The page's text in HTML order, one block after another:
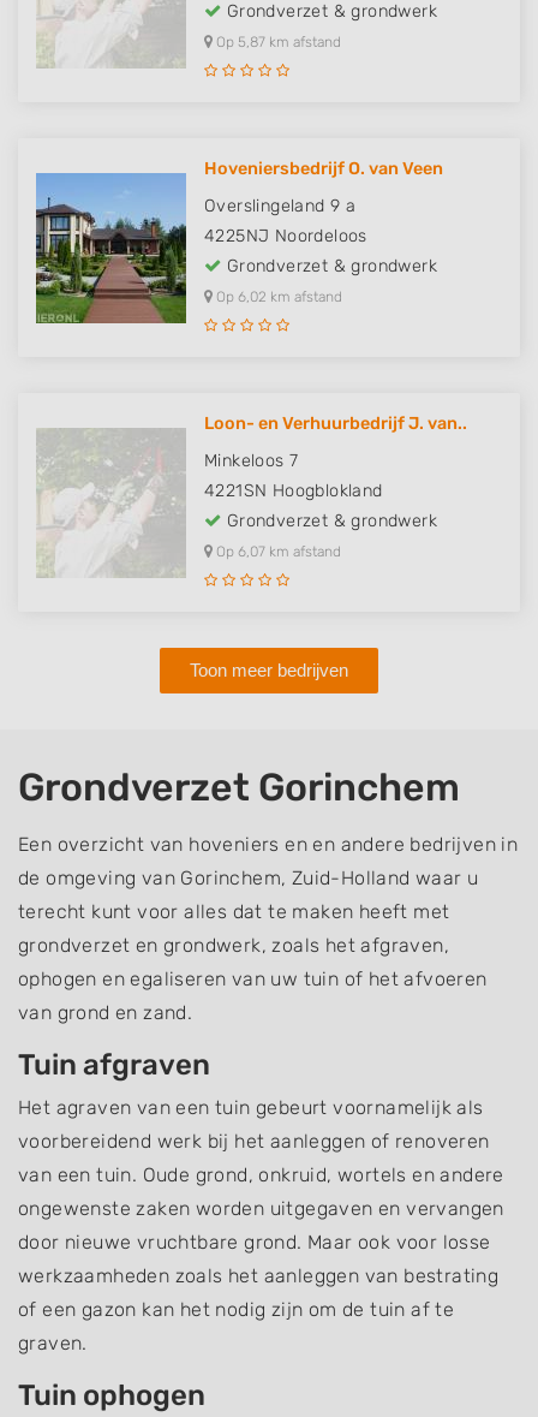
Grondverzet & grondwerk
Op 5,87 km afstand
Hoveniersbedrijf O. van Veen
Overslingeland 9 a
4225NJ Noordeloos
Grondverzet & grondwerk
Op 6,02 km afstand
Loon- en Verhuurbedrijf J. van..
Minkeloos 7
4221SN Hoogblokland
Grondverzet & grondwerk
Op 6,07 km afstand
Toon meer bedrijven
Grondverzet Gorinchem
Een overzicht van hoveniers en en andere bedrijven in
de omgeving van Gorinchem, Zuid-Holland waar u
terecht kunt voor alles dat te maken heeft met
grondverzet en grondwerk, zoals het afgraven,
ophogen en egaliseren van uw tuin of het afvoeren
van grond en zand.
Tuin afgraven
Het agraven van een tuin gebeurt voornamelijk als
voorbereidend werk bij het aanleggen of renoveren
van een tuin. Oude grond, onkruid, wortels en andere
ongewenste zaken worden uitgegaven en vervangen
door nieuwe vruchtbare grond. Maar ook voor losse
werkzaamheden zoals het aanleggen van bestrating
of een gazon kan het nodig zijn om de tuin af te
graven.
Tuin ophogen